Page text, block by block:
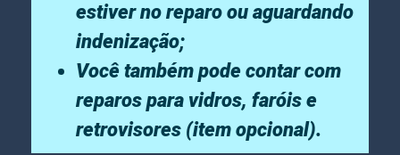
estiver no reparo ou aguardando
indenização;
Você também pode contar com
reparos para vidros, faróis e
retrovisores (item opcional).